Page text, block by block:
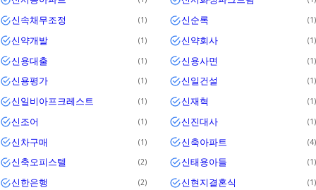
신속채무조정 1 신순록 1
신약개발 1 신약회사 1
신용대출 1 신용사면 1
신용평가 1 신일건설 1
신일비아프크레스트 1 신재혁 1
신조어 1 신진대사 1
신차구매 1 신축아파트 4
신축오피스텔 2 신태용아들 1
신한은행 2 신현지결혼식 1